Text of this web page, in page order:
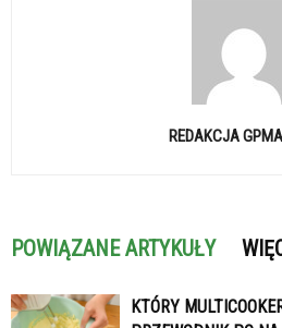
REDAKCJA
POWIĄZANE ARTYKUŁY
KTÓRY